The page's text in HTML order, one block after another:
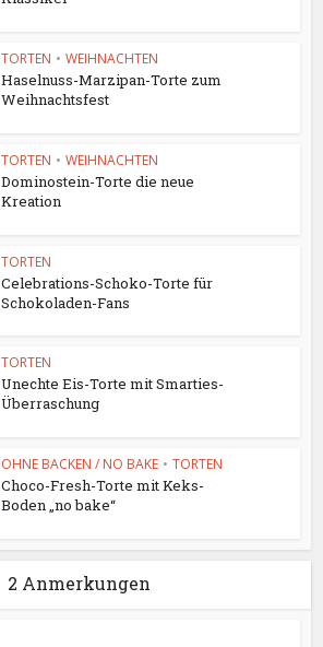
TORTEN • WEIHNACHTEN
Haselnuss-Marzipan-Torte zum
Weihnachtsfest
TORTEN • WEIHNACHTEN
Dominostein-Torte die neue
Kreation
TORTEN
Celebrations-Schoko-Torte für
Schokoladen-Fans
TORTEN
Unechte Eis-Torte mit Smarties-
Überraschung
OHNE BACKEN / NO BAKE • TORTEN
Choco-Fresh-Torte mit Keks-
Boden „no bake“
2 Anmerkungen